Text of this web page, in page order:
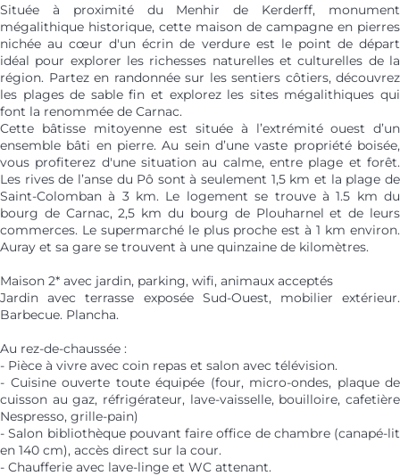
Située à proximité du Menhir de Kerderff, monument
mégalithique historique, cette maison de campagne en pierres
nichée au cœur d'un écrin de verdure est le point de départ
idéal pour explorer les richesses naturelles et culturelles de la
région. Partez en randonnée sur les sentiers côtiers, découvrez
les plages de sable fin et explorez les sites mégalithiques qui
font la renommée de Carnac.
Cette bâtisse mitoyenne est située à l’extrémité ouest d’un
ensemble bâti en pierre. Au sein d’une vaste propriété boisée,
vous profiterez d'une situation au calme, entre plage et forêt.
Les rives de l’anse du Pô sont à seulement 1,5 km et la plage de
Saint-Colomban à 3 km. Le logement se trouve à 1.5 km du
bourg de Carnac, 2,5 km du bourg de Plouharnel et de leurs
commerces. Le supermarché le plus proche est à 1 km environ.
Auray et sa gare se trouvent à une quinzaine de kilomètres.
Maison 2* avec jardin, parking, wifi, animaux acceptés
Jardin avec terrasse exposée Sud-Ouest, mobilier extérieur.
Barbecue. Plancha.
Au rez-de-chaussée :
- Pièce à vivre avec coin repas et salon avec télévision.
- Cuisine ouverte toute équipée (four, micro-ondes, plaque de
cuisson au gaz, réfrigérateur, lave-vaisselle, bouilloire, cafetière
Nespresso, grille-pain)
- Salon bibliothèque pouvant faire office de chambre (canapé-lit
en 140 cm), accès direct sur la cour.
- Chaufferie avec lave-linge et WC attenant.